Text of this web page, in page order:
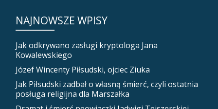
NAJNOWSZE WPISY
Jak odkrywano zasługi kryptologa Jana
Kowalewskiego
Józef Wincenty Piłsudski, ojciec Ziuka
Jak Piłsudski zadbał o własną śmierć, czyli ostatnia
posługa religijna dla Marszałka